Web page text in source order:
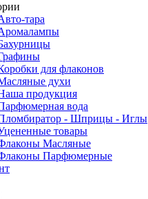
тара
для флаконов
духи
продукция
вода
- Шприцы - Иглы
товары
Масляные
Парфюмерные